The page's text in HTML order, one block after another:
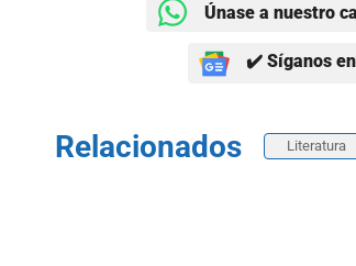
Únase a nuestro
✔️ Síganos
Relacionados Literatura